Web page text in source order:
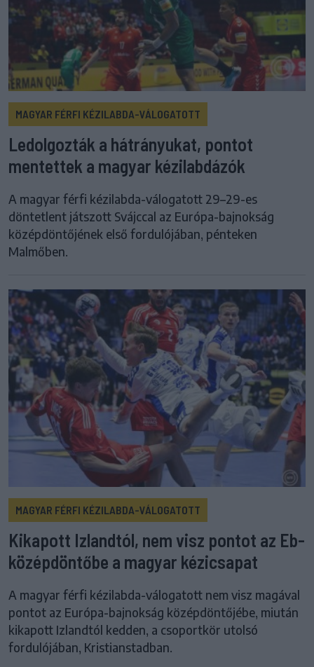
MAGYAR FÉRFI KÉZILABDA-VÁLOGATOTT
Ledolgozták a hátrányukat, pontot
mentettek a magyar kézilabdázók
A magyar férfi kézilabda-válogatott 29–29-es
döntetlent játszott Svájccal az Európa-bajnokság
középdöntőjének első fordulójában, pénteken
Malmőben.
MAGYAR FÉRFI KÉZILABDA-VÁLOGATOTT
Kikapott Izlandtól, nem visz pontot az Eb-
középdöntőbe a magyar kézicsapat
A magyar férfi kézilabda-válogatott nem visz magával
pontot az Európa-bajnokság középdöntőjébe, miután
kikapott Izlandtól kedden, a csoportkör utolsó
fordulójában, Kristianstadban.